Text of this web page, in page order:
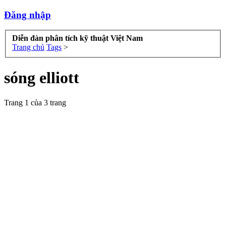
Đăng nhập
Diễn đàn phân tích kỹ thuật Việt Nam
Trang chủ Tags >
sóng elliott
Trang 1 của 3 trang